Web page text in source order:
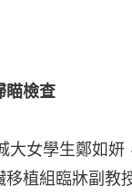
瞄檢查
大女學生鄭如
植組臨牀副教